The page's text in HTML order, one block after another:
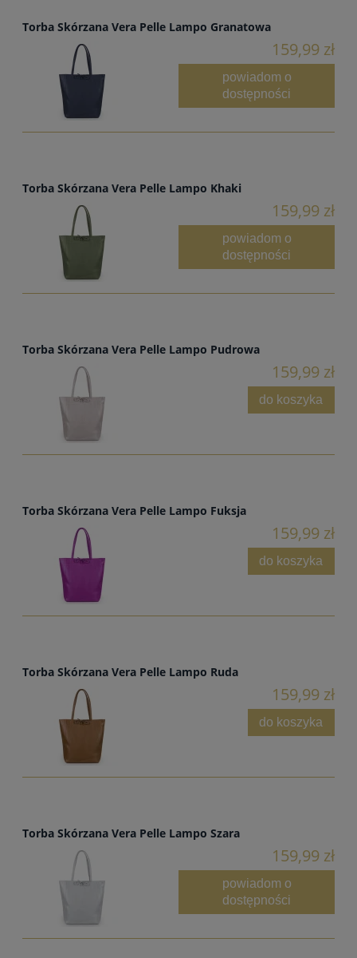
Torba Skórzana Vera Pelle Lampo Granatowa
159,99 zł
powiadom o
dostępności
Torba Skórzana Vera Pelle Lampo Khaki
159,99 zł
powiadom o
dostępności
Torba Skórzana Vera Pelle Lampo Pudrowa
159,99 zł
do koszyka
Torba Skórzana Vera Pelle Lampo Fuksja
159,99 zł
do koszyka
Torba Skórzana Vera Pelle Lampo Ruda
159,99 zł
do koszyka
Torba Skórzana Vera Pelle Lampo Szara
159,99 zł
powiadom o
dostępności